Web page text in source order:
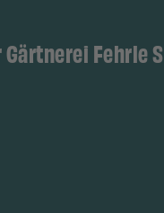
Fehrle